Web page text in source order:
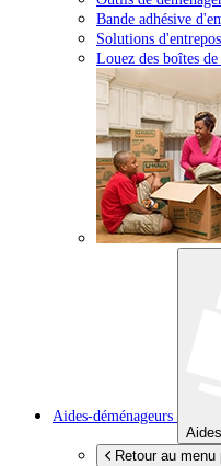
Bande adhésive
Solutions
Louez des boîtes
Aides-déménageurs
Retour au menu